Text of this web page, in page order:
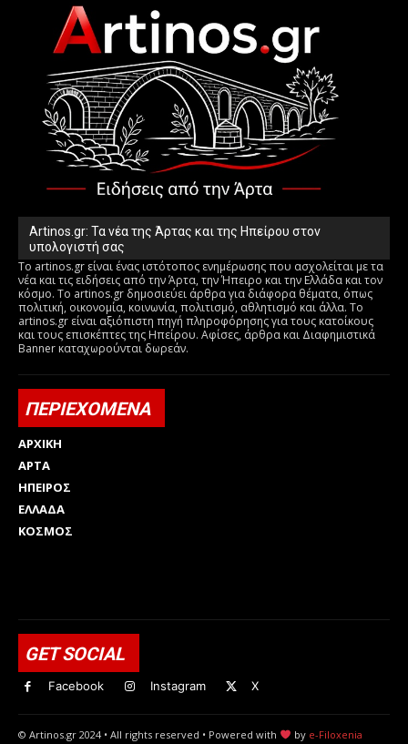
Artinos.gr: Τα νέα της Άρτας και της Ηπείρου στον
υπολογιστή σας
Το artinos.gr είναι ένας ιστότοπος ενημέρωσης που ασχολείται με τα
νέα και τις ειδήσεις από την Άρτα, την Ήπειρο και την Ελλάδα και τον
κόσμο. Το artinos.gr δημοσιεύει άρθρα για διάφορα θέματα, όπως
πολιτική, οικονομία, κοινωνία, πολιτισμό, αθλητισμό και άλλα. Το
artinos.gr είναι αξιόπιστη πηγή πληροφόρησης για τους κατοίκους
και τους επισκέπτες της Ηπείρου. Αφίσες, άρθρα και Διαφημιστικά
Banner καταχωρούνται δωρεάν.
ΠΕΡΙΕΧΟΜΕΝΑ
ΑΡΧΙΚΗ
ΑΡΤΑ
ΗΠΕΙΡΟΣ
ΕΛΛΑΔΑ
ΚΟΣΜΟΣ
GET SOCIAL
Facebook Instagram X
© Artinos.gr 2024 • All rights reserved • Powered with by e-Filoxenia